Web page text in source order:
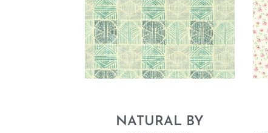
NATURAL BY